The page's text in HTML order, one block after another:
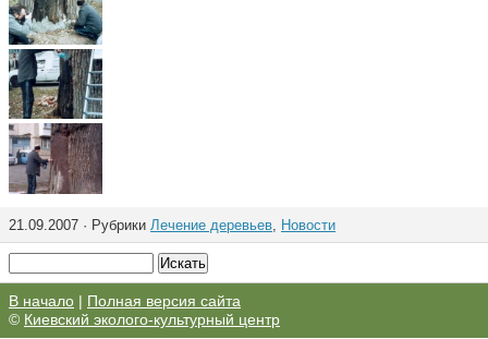
21.09.2007 · Рубрики Лечение деревьев, Новости
В начало | Полная версия сайта
© Киевский эколого-культурный центр